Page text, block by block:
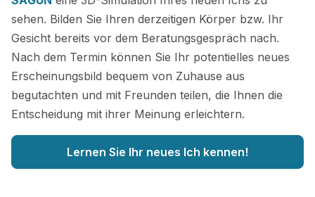
sehen. Bilden Sie Ihren derzeitigen Körper bzw. Ihr
Gesicht bereits vor dem Beratungsgespräch nach.
Nach dem Termin können Sie Ihr potentielles neues
Erscheinungsbild bequem von Zuhause aus
begutachten und mit Freunden teilen, die Ihnen die
Entscheidung mit ihrer Meinung erleichtern.
Lernen Sie Ihr neues Ich kennen!